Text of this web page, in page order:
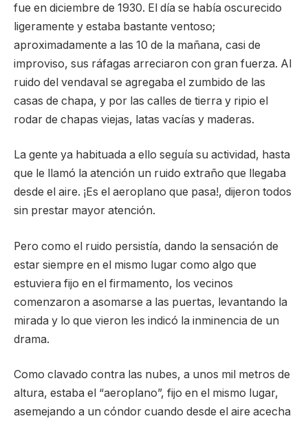
fue en diciembre de 1930. El día se había oscurecido
ligeramente y estaba bastante ventoso;
aproximadamente a las 10 de la mañana, casi de
improviso, sus ráfagas arreciaron con gran fuerza. Al
ruido del vendaval se agregaba el zumbido de las
casas de chapa, y por las calles de tierra y ripio el
rodar de chapas viejas, latas vacías y maderas.
La gente ya habituada a ello seguía su actividad, hasta
que le llamó la atención un ruido extraño que llegaba
desde el aire. ¡Es el aeroplano que pasa!, dijeron todos
sin prestar mayor atención.
Pero como el ruido persistía, dando la sensación de
estar siempre en el mismo lugar como algo que
estuviera fijo en el firmamento, los vecinos
comenzaron a asomarse a las puertas, levantando la
mirada y lo que vieron les indicó la inminencia de un
drama.
Como clavado contra las nubes, a unos mil metros de
altura, estaba el “aeroplano”, fijo en el mismo lugar,
asemejando a un cóndor cuando desde el aire acecha